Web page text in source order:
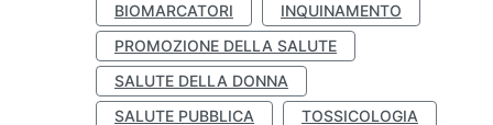
BIOMARCATORI
INQUINAMENTO
PROMOZIONE DELLA SALUTE
SALUTE DELLA DONNA
SALUTE PUBBLICA
TOSSICOLOGIA